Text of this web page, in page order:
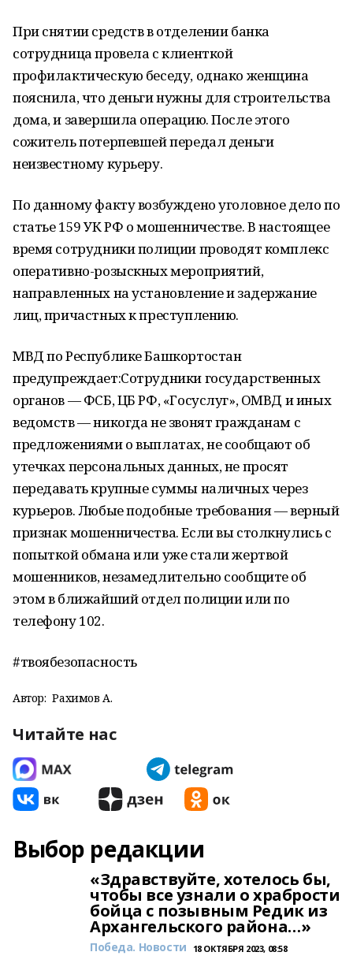
При снятии средств в отделении банка
сотрудница провела с клиенткой
профилактическую беседу, однако женщина
пояснила, что деньги нужны для строительства
дома, и завершила операцию. После этого
сожитель потерпевшей передал деньги
неизвестному курьеру.
По данному факту возбуждено уголовное дело по
статье 159 УК РФ о мошенничестве. В настоящее
время сотрудники полиции проводят комплекс
оперативно-розыскных мероприятий,
направленных на установление и задержание
лиц, причастных к преступлению.
МВД по Республике Башкортостан
предупреждает:Сотрудники государственных
органов — ФСБ, ЦБ РФ, «Госуслуг», ОМВД и иных
ведомств — никогда не звонят гражданам с
предложениями о выплатах, не сообщают об
утечках персональных данных, не просят
передавать крупные суммы наличных через
курьеров. Любые подобные требования — верный
признак мошенничества. Если вы столкнулись с
попыткой обмана или уже стали жертвой
мошенников, незамедлительно сообщите об
этом в ближайший отдел полиции или по
телефону 102.
#твоябезопасность
Автор: Рахимов А.
Читайте нас
Выбор редакции
«Здравствуйте, хотелось бы,
чтобы все узнали о храбрости
бойца с позывным Редик из
Архангельского района…»
Победа. Новости 18 ОКТЯБРЯ 2023, 08:58